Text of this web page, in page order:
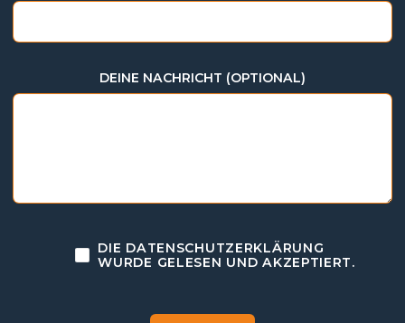
DEINE NACHRICHT (OPTIONAL)
DIE DATENSCHUTZERKLÄRUNG
WURDE GELESEN UND AKZEPTIERT.